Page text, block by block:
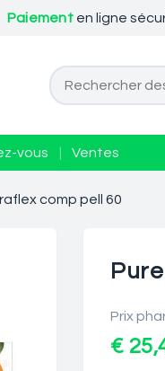
Paiement en ligne
vous Ventes
comp pell 60
Prix
€